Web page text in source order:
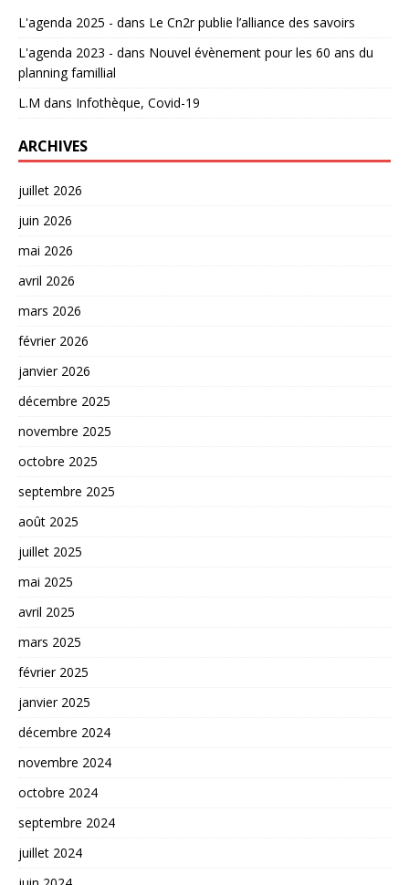
L'agenda 2025 - dans Le Cn2r publie l’alliance des savoirs
L'agenda 2023 - dans Nouvel évènement pour les 60 ans du
planning famillial
L.M dans Infothèque, Covid-19
ARCHIVES
juillet 2026
juin 2026
mai 2026
avril 2026
mars 2026
février 2026
janvier 2026
décembre 2025
novembre 2025
octobre 2025
septembre 2025
août 2025
juillet 2025
mai 2025
avril 2025
mars 2025
février 2025
janvier 2025
décembre 2024
novembre 2024
octobre 2024
septembre 2024
juillet 2024